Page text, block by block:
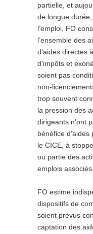
partielle, et
de longue
l’emploi, FO
l’ensemble des
d’aides directes
d’impôts et
soient pas
non-
trop souvent
la pression des
dirigeants n’ont
bénéfice
le CICE, à
ou partie des
emplois associés.
FO estime
dispositifs de
soient prévus
captation des